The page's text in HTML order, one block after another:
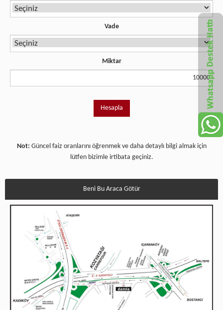
Vade
Miktar
Not: Güncel faiz oranlarını öğrenmek ve daha detaylı bilgi almak için
lütfen bizimle irtibata geçiniz.
Beni Bu Araca Götür